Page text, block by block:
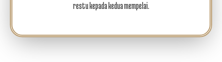
restu kepada kedua mempelai.